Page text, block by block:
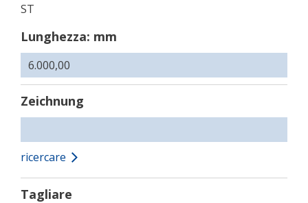
ST
Lunghezza: mm
Zeichnung
ricercare
Tagliare